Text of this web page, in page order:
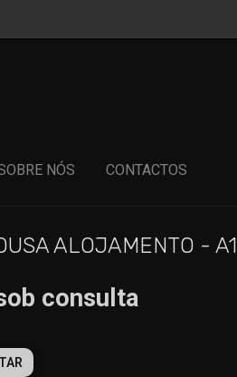
NÓS CONTACTOS
ALOJAMENTO - A1
consulta